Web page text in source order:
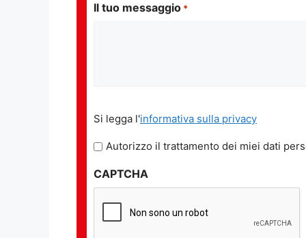
Il tuo messaggio *
legga
l'informativa
privacy
Si legga l'informativa sulla privacy
Autorizzo il trattamento dei miei dati
CAPTCHA